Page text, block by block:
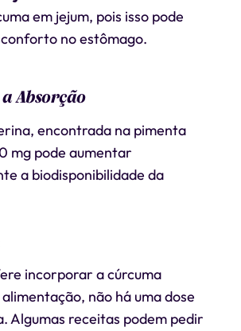
em jejum, pois isso pode
no estômago.
Absorção
encontrada na pimenta
mg pode aumentar
a biodisponibilidade da
incorporar a cúrcuma
não há uma dose
Algumas receitas podem pedir